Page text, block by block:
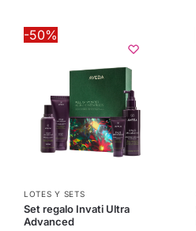
-50%
LOTES Y SETS
Set regalo Invati Ultra
Advanced